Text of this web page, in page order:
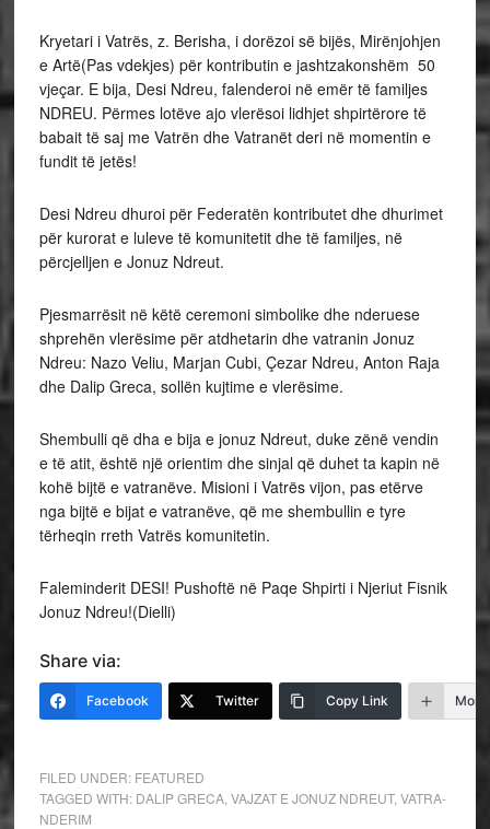
Kryetari i Vatrës, z. Berisha, i dorëzoi së bijës, Mirënjohjen
e Artë(Pas vdekjes) për kontributin e jashtzakonshëm 50
vjeçar. E bija, Desi Ndreu, falenderoi në emër të familjes
NDREU. Përmes lotëve ajo vlerësoi lidhjet shpirtërore të
babait të saj me Vatrën dhe Vatranët deri në momentin e
fundit të jetës!
Desi Ndreu dhuroi për Federatën kontributet dhe dhurimet
për kurorat e luleve të komunitetit dhe të familjes, në
përcjelljen e Jonuz Ndreut.
Pjesmarrësit në këtë ceremoni simbolike dhe nderuese
shprehën vlerësime për atdhetarin dhe vatranin Jonuz
Ndreu: Nazo Veliu, Marjan Cubi, Çezar Ndreu, Anton Raja
dhe Dalip Greca, sollën kujtime e vlerësime.
Shembulli që dha e bija e jonuz Ndreut, duke zënë vendin
e të atit, është një orientim dhe sinjal që duhet ta kapin në
kohë bijtë e vatranëve. Misioni i Vatrës vijon, pas etërve
nga bijtë e bijat e vatranëve, që me shembullin e tyre
tërheqin rreth Vatrës komunitetin.
Faleminderit DESI! Pushoftë në Paqe Shpirti i Njeriut Fisnik
Jonuz Ndreu!(Dielli)
Share via:
Facebook Twitter Copy Link More
FILED UNDER: FEATURED
TAGGED WITH: DALIP GRECA, VAJZAT E JONUZ NDREUT, VATRA-
NDERIM